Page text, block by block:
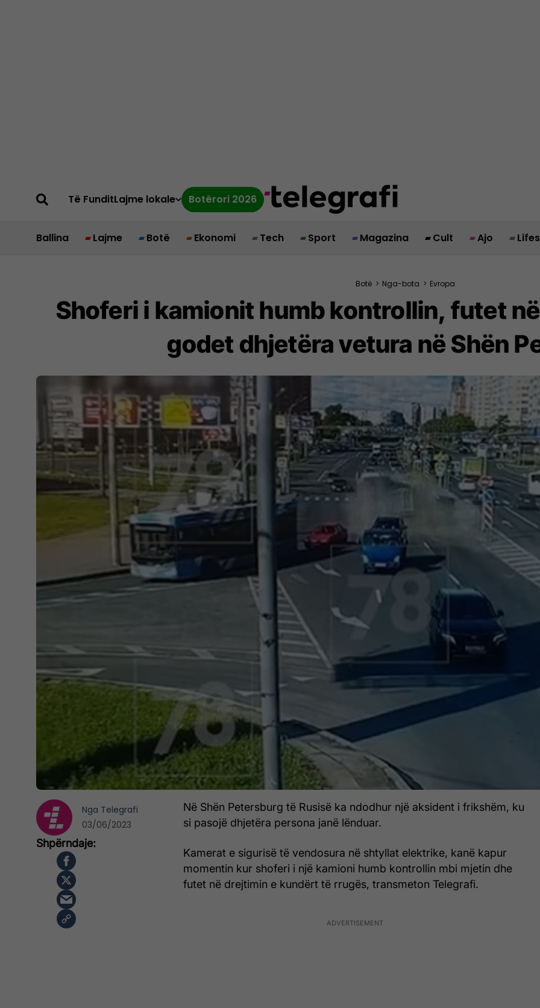
Të FunditLajme lokale Botërori 2026
Ballina Lajme Botë Ekonomi Tech Sport Magazina Cult Ajo
Botë > Nga-bota > Evropa
Shoferi i kamionit humb kontrollin, futet
godet dhjetëra vetura në Shën
Në Shën Petersburg të Rusisë ka ndodhur një aksident i frikshëm, ku
si pasojë dhjetëra persona janë lënduar.
Kamerat e sigurisë të vendosura në shtyllat elektrike, kanë kapur
momentin kur shoferi i një kamioni humb kontrollin mbi mjetin dhe
futet në drejtimin e kundërt të rrugës, transmeton Telegrafi.
Nga Telegrafi
03/06/2023